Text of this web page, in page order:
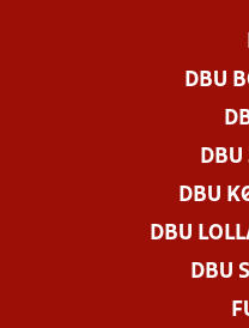
DBU
DBU
DBU
DBU